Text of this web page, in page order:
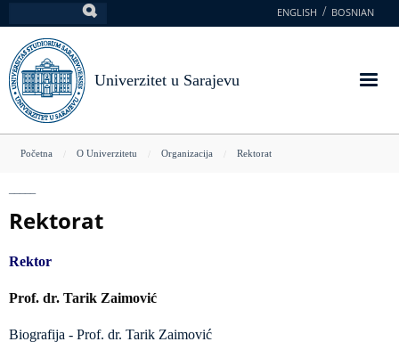
na
glavni
sadržaj
ENGLISH BOSNIAN
Univerzitet u Sarajevu
You
here
Početna O Univerzitetu Organizacija Rektorat
Rektorat
Rektor
Prof. dr. Tarik Zaimović
Biografija - Prof. dr. Tarik Zaimović